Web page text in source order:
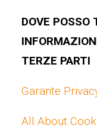
DOVE POSSO
TERZE PARTI
Garante
All About